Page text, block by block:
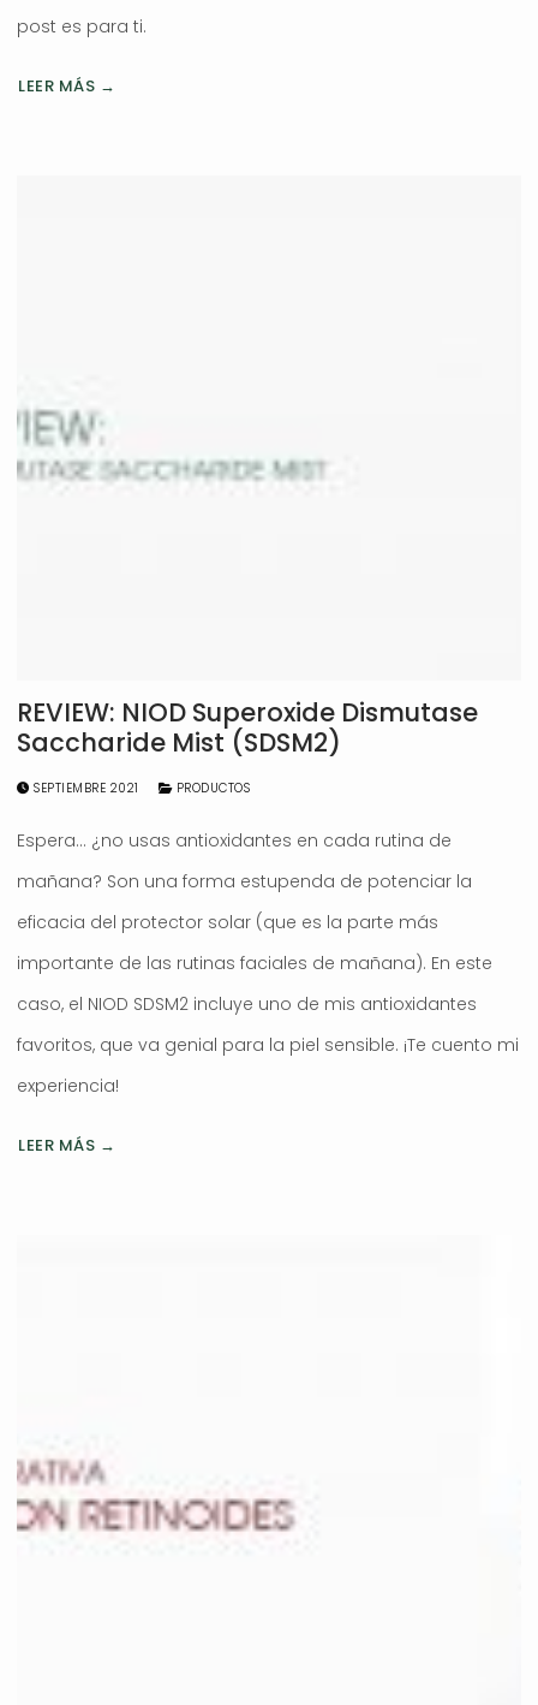
post es para ti.
LEER MÁS →
REVIEW: NIOD Superoxide Dismutase
Saccharide Mist (SDSM2)
SEPTIEMBRE 2021 PRODUCTOS
Espera… ¿no usas antioxidantes en cada rutina de
mañana? Son una forma estupenda de potenciar la
eficacia del protector solar (que es la parte más
importante de las rutinas faciales de mañana). En este
caso, el NIOD SDSM2 incluye uno de mis antioxidantes
favoritos, que va genial para la piel sensible. ¡Te cuento mi
experiencia!
LEER MÁS →